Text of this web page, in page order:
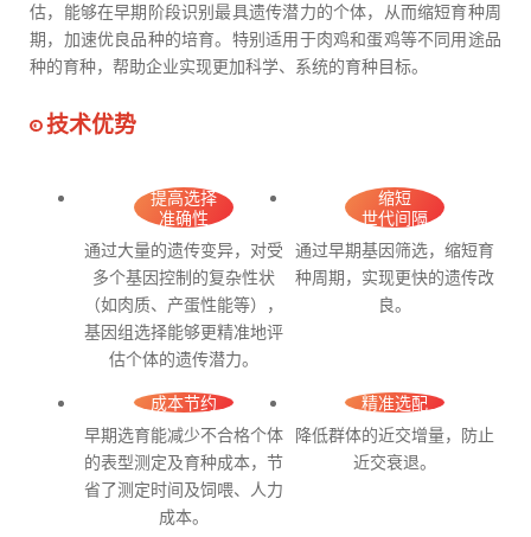
估，能够在早期阶段识别最具遗传潜力的个体，从而缩短育种周
期，加速优良品种的培育。特别适用于肉鸡和蛋鸡等不同用途品
种的育种，帮助企业实现更加科学、系统的育种目标。
技术优势
提高选择
准确性
通过大量的遗传变异，对受
多个基因控制的复杂性状
（如肉质、产蛋性能等），
基因组选择能够更精准地评
估个体的遗传潜力。
缩短
世代间隔
通过早期基因筛选，缩短育
种周期，实现更快的遗传改
良。
成本节约
早期选育能减少不合格个体
的表型测定及育种成本，节
省了测定时间及饲喂、人力
成本。
精准选配
降低群体的近交增量，防止
近交衰退。